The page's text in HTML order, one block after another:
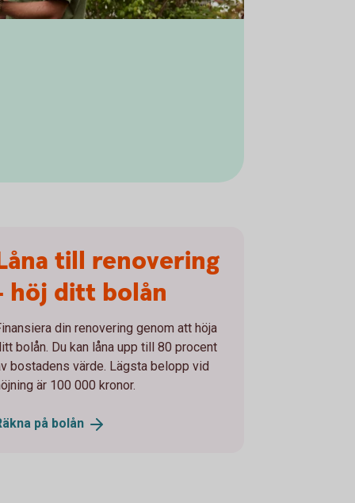
till renovering
höj ditt bolån
din renovering genom att höja
bolån. Du kan låna upp till 80 procent
bostadens värde. Lägsta belopp vid
är 100 000 kronor.
på bolån